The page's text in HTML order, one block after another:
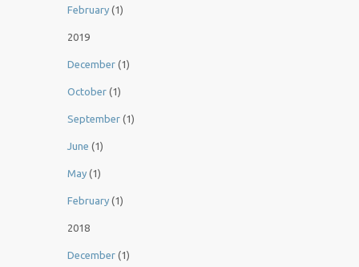
February (1)
2019
December (1)
October (1)
September (1)
June (1)
May (1)
February (1)
2018
December (1)